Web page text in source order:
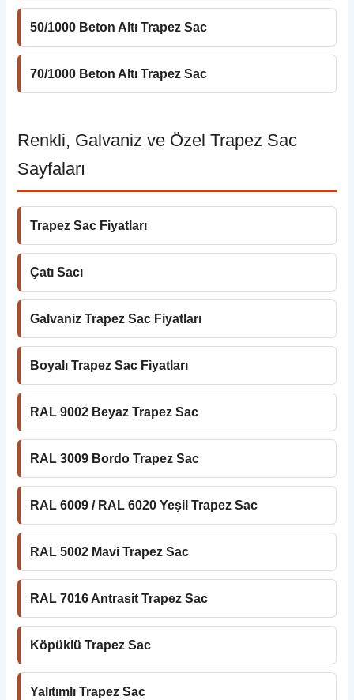
50/1000 Beton Altı Trapez Sac
70/1000 Beton Altı Trapez Sac
Renkli, Galvaniz ve Özel Trapez Sac
Sayfaları
Trapez Sac Fiyatları
Çatı Sacı
Galvaniz Trapez Sac Fiyatları
Boyalı Trapez Sac Fiyatları
RAL 9002 Beyaz Trapez Sac
RAL 3009 Bordo Trapez Sac
RAL 6009 / RAL 6020 Yeşil Trapez Sac
RAL 5002 Mavi Trapez Sac
RAL 7016 Antrasit Trapez Sac
Köpüklü Trapez Sac
Yalıtımlı Trapez Sac